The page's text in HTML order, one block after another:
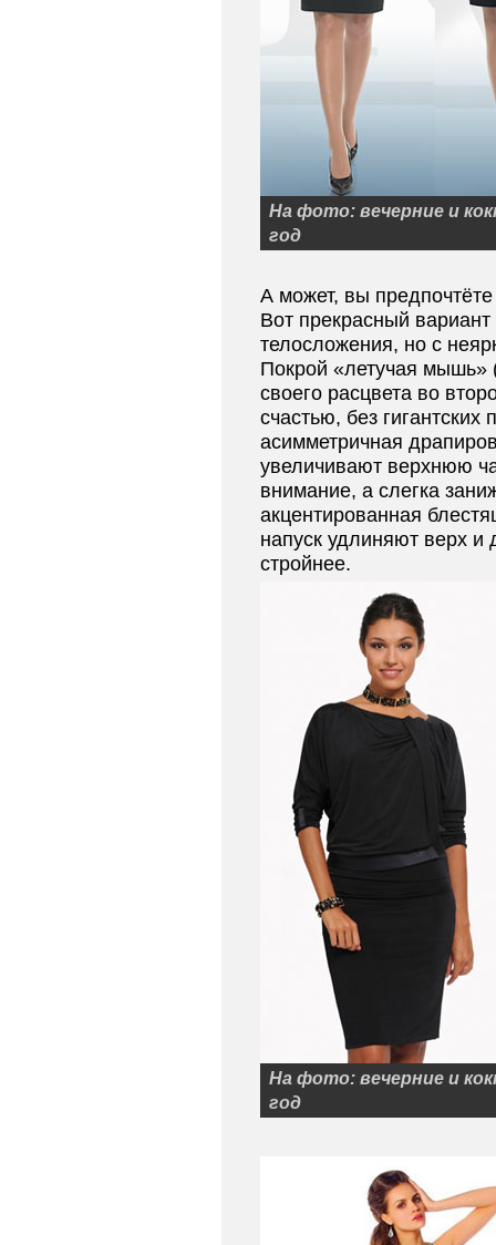
На фото: вечерние и
год
А может, вы
Вот прекрасный
телосложения, но с
Покрой «летучая мышь»
своего расцвета во
счастью, без
асимметричная
увеличивают верхнюю
внимание, а слегка
акцентированная
напуск удлиняют верх
стройнее.
На фото: вечерние и
год